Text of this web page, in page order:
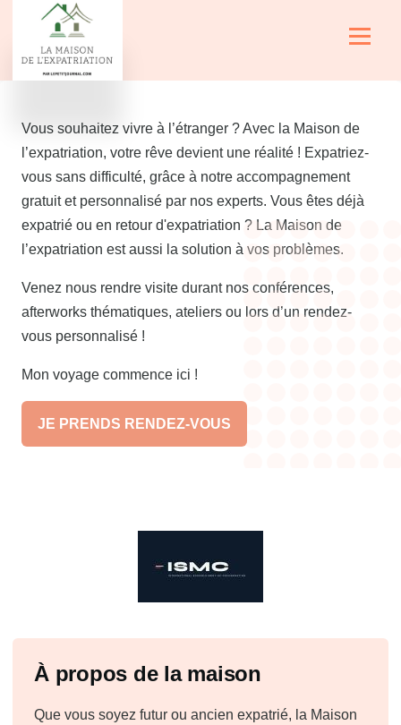
Aller au contenu principal
Menu
Vous souhaitez vivre à l’étranger ? Avec la Maison de
l’expatriation, votre rêve devient une réalité ! Expatriez-
vous sans difficulté, grâce à notre accompagnement
gratuit et personnalisé par nos experts. Vous êtes déjà
expatrié ou en retour d'expatriation ? La Maison de
l’expatriation est aussi la solution à vos problèmes.
Venez nous rendre visite durant nos conférences,
afterworks thématiques, ateliers ou lors d’un rendez-
vous personnalisé !
Mon voyage commence ici !
JE PRENDS RENDEZ-VOUS
À propos de la maison
Que vous soyez futur ou ancien expatrié, la Maison